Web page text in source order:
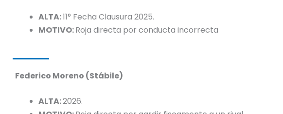
ALTA:11° Fecha Clausura 2025.
MOTIVO:Roja directa por conducta incorrecta
Federico Moreno (Stábile)
ALTA:2026.